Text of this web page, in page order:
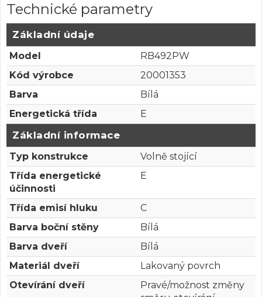
Technické parametry
Základní údaje
Model
RB492PW
Kód výrobce
20001353
Barva
Bílá
Energetická třída
E
Základní informace
Typ konstrukce
Volně stojící
Třída energetické
účinnosti
E
Třída emisí hluku
C
Barva boční stěny
Bílá
Barva dveří
Bílá
Materiál dveří
Lakovaný povrch
Otevírání dveří
Pravé/možnost změny